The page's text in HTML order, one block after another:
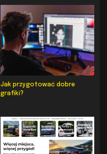
Jak przygotować dobre
grafiki?